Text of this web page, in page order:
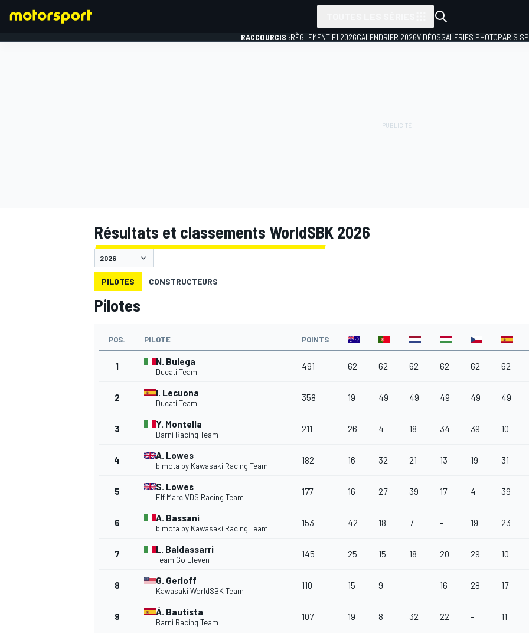
RACCOURCIS :RÈGLEMENT F1 2026CALENDRIER 2026VIDÉOSGALERIES PHOTOPARIS
Résultats et classements WorldSBK 2026
PILOTES CONSTRUCTEURS
Pilotes
POS. PILOTE POINTS
1 N. Bulega
Ducati Team
491 62 62 62 62 62 62
2 I. Lecuona
Ducati Team
358 19 49 49 49 49 49
3 Y. Montella
Barni Racing Team
211 26 4 18 34 39 10
4 A. Lowes
bimota by Kawasaki Racing Team
182 16 32 21 13 19 31
5 S. Lowes
Elf Marc VDS Racing Team
177 16 27 39 17 4 39
6 A. Bassani
bimota by Kawasaki Racing Team
153 42 18 7 - 19 23
7 L. Baldassarri
Team Go Eleven
145 25 15 18 20 29 10
8 G. Gerloff
Kawasaki WorldSBK Team
110 15 9 - 16 28 17
9 Á. Bautista
Barni Racing Team
107 19 8 32 22 - 11